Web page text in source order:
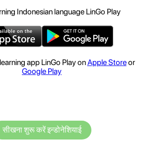
Indonesian language LinGo Play
app LinGo Play onApple Storeor
Google Play
सीखना शुरू करें इन्डोनेशियाई